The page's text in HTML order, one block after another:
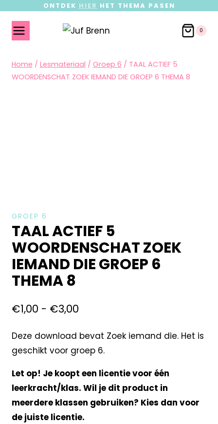
ONTDEK HIER HET THEMA PASEN
0
Home / Lesmateriaal / Groep 6 / TAAL ACTIEF 5
WOORDENSCHAT ZOEK IEMAND DIE GROEP 6 THEMA 8
GROEP 6
TAAL ACTIEF 5
WOORDENSCHAT ZOEK
IEMAND DIE GROEP 6
THEMA 8
€1,00 - €3,00
Deze download bevat Zoek iemand die. Het is
geschikt voor groep 6.
Let op! Je koopt een licentie voor één
leerkracht/klas. Wil je dit product in
meerdere klassen gebruiken? Kies dan voor
de juiste licentie.